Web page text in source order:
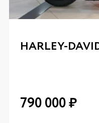
HARLEY-
790 000₽